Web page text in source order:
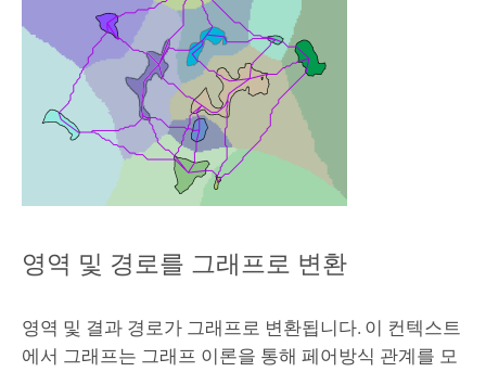
영역 및 경로를 그래프로 변환
영역 및 결과 경로가 그래프로 변환됩니다. 이 컨텍스트
에서 그래프는 그래프 이론을 통해 페어방식 관계를 모